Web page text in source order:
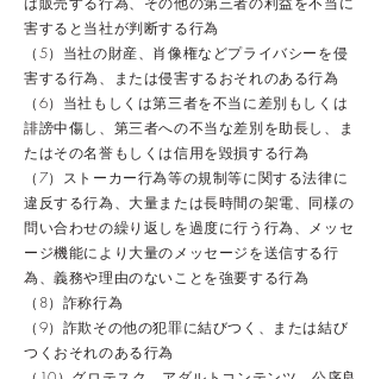
害すると当社が判断する行為
（5）当社の財産、肖像権などプライバシーを侵
害する行為、または侵害するおそれのある行為
（6）当社もしくは第三者を不当に差別もしくは
誹謗中傷し、第三者への不当な差別を助長し、ま
たはその名誉もしくは信用を毀損する行為
（7）ストーカー行為等の規制等に関する法律に
違反する行為、大量または長時間の架電、同様の
問い合わせの繰り返しを過度に行う行為、メッセ
ージ機能により大量のメッセージを送信する行
為、義務や理由のないことを強要する行為
（8）詐称行為
（9）詐欺その他の犯罪に結びつく、または結び
つくおそれのある行為